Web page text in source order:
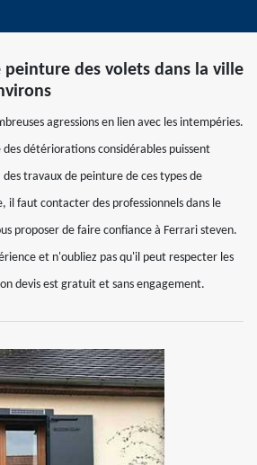
peinture des volets dans la ville
agressions en lien avec les intempéries.
détériorations considérables puissent
travaux de peinture de ces types de
il faut contacter des professionnels dans le
proposer de faire confiance à Ferrari steven.
et n'oubliez pas qu'il peut respecter les
devis est gratuit et sans engagement.